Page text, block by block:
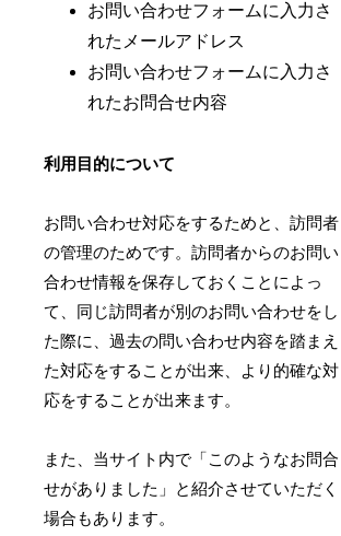
お問い合わせフォームに入力さ
れたメールアドレス
お問い合わせフォームに入力さ
れたお問合せ内容
利用目的について
お問い合わせ対応をするためと、訪問者
の管理のためです。訪問者からのお問い
合わせ情報を保存しておくことによっ
て、同じ訪問者が別のお問い合わせをし
た際に、過去の問い合わせ内容を踏まえ
た対応をすることが出来、より的確な対
応をすることが出来ます。
また、当サイト内で「このようなお問合
せがありました」と紹介させていただく
場合もあります。